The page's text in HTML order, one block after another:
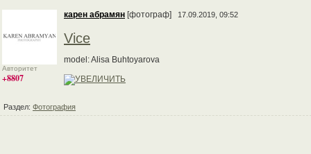
Авторитет
+8807
карен абрамян [фотограф] 17.09.2019, 09:52
Vice
model: Alisa Buhtoyarova
Раздел: Фотография